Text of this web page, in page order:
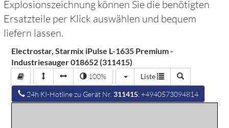
Explosionszeichnung können Sie die benötigten
Ersatzteile per Klick auswählen und bequem
liefern lassen.
Electrostar, Starmix iPulse L-1635 Premium -
Industriesauger 018652 (311415)
100% Liste
24h KI-Hotline zu Gerät Nr.311415: +4940573094814